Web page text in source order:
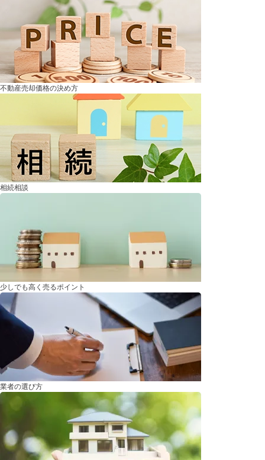
不動産売却価格の決め方
相続相談
少しでも高く売るポイント
業者の選び方